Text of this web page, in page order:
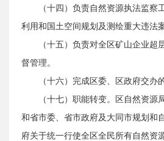
（十四）负责自然资源执法监察
利用和国土空间规划及测绘重大违法案
（十五）负责对全区矿山企业超
督管理。
（十六）完成区委、区政府交办
（十七）职能转变。区自然资源
和省市委、省市政府及大同市规划和
府关于统一行使全区全民所有自然资